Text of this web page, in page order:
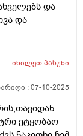
და
და
იხილეთპასუხი
:07-10-2025
ეტყობაო